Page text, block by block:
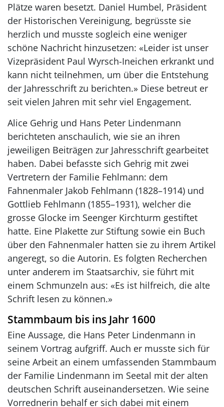
Plätze waren besetzt. Daniel Humbel, Präsident
der Historischen Vereinigung, begrüsste sie
herzlich und musste sogleich eine weniger
schöne Nachricht hinzusetzen: «Leider ist unser
Vizepräsident Paul Wyrsch-Ineichen erkrankt und
kann nicht teilnehmen, um über die Entstehung
der Jahresschrift zu berichten.» Diese betreut er
seit vielen Jahren mit sehr viel Engagement.
Alice Gehrig und Hans Peter Lindenmann
berichteten anschaulich, wie sie an ihren
jeweiligen Beiträgen zur Jahresschrift gearbeitet
haben. Dabei befasste sich Gehrig mit zwei
Vertretern der Familie Fehlmann: dem
Fahnenmaler Jakob Fehlmann (1828–1914) und
Gottlieb Fehlmann (1855–1931), welcher die
grosse Glocke im Seenger Kirchturm gestiftet
hatte. Eine Plakette zur Stiftung sowie ein Buch
über den Fahnenmaler hatten sie zu ihrem Artikel
angeregt, so die Autorin. Es folgten Recherchen
unter anderem im Staatsarchiv, sie führt mit
einem Schmunzeln aus: «Es ist hilfreich, die alte
Schrift lesen zu können.»
Stammbaum bis ins Jahr 1600
Eine Aussage, die Hans Peter Lindenmann in
seinem Vortrag aufgriff. Auch er musste sich für
seine Arbeit an einem umfassenden Stammbaum
der Familie Lindenmann im Seetal mit der alten
deutschen Schrift auseinandersetzen. Wie seine
Vorrednerin behalf er sich dabei mit einem